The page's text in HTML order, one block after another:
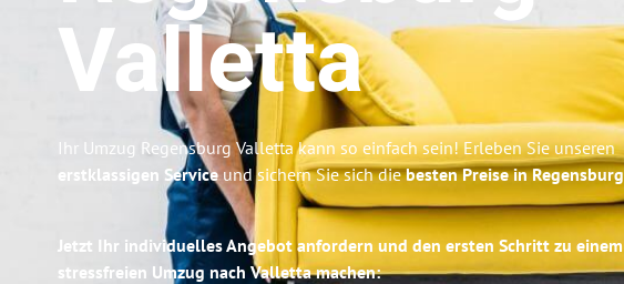
Valletta
Ihr Umzug Regensburg Valletta kann so einfach sein! Erleben Sie unseren
erstklassigen Serviceund sichern Sie sich diebesten Preise in Regensburg
Jetzt Ihr individuelles Angebot anfordern und den ersten Schritt zu einem
stressfreien Umzug nach Valletta machen: